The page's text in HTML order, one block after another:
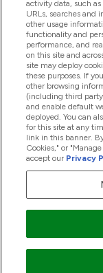
会社概要
特典＆ポイント
2026 The Hut.com
Pay with
activity data, such
URLs, searches and
other usage
functionality and
performance, and
on this site and
site may deploy
these purposes. If
other browsing
(including third party
and enable default
deployed. You can
for this site at any
link in this banner.
Cookies," or
accept our Privacy